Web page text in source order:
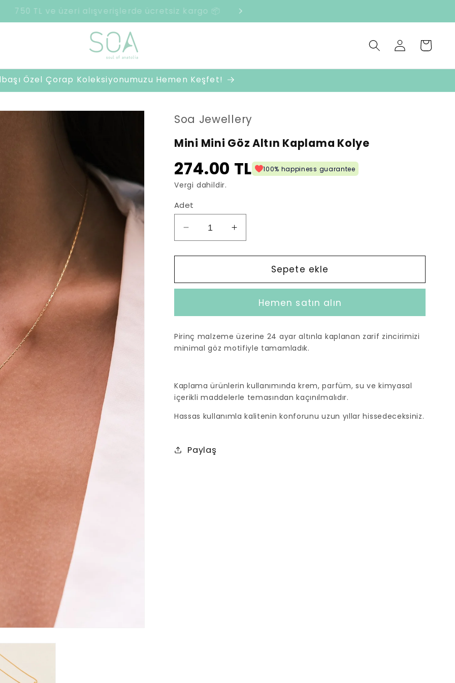
2500 TL ve üzeri harcamalarda sürpriz hediye 🎁
Oturum
Sepet
Özel Çorap Koleksiyonumuzu Hemen Keşfet!
Soa Jewellery
Mini Mini Göz Altın Kaplama Kolye
274.00 TL 100% happiness guarantee
Vergi dahildir.
Adet
Mini
Göz
Kaplama
adedi
Mini
Mini
Göz
Kaplama
adedi
Sepete ekle
Hemen satın alın
Pirinç malzeme üzerine 24 ayar altınla kaplanan zarif zincirimizi
minimal göz motifiyle tamamladık.
Kaplama ürünlerin kullanımında krem, parfüm, su ve kimyasal
içerikli maddelerle temasından kaçınılmalıdır.
Hassas kullanımla kalitenin konforunu uzun yıllar hissedeceksiniz.
Paylaş